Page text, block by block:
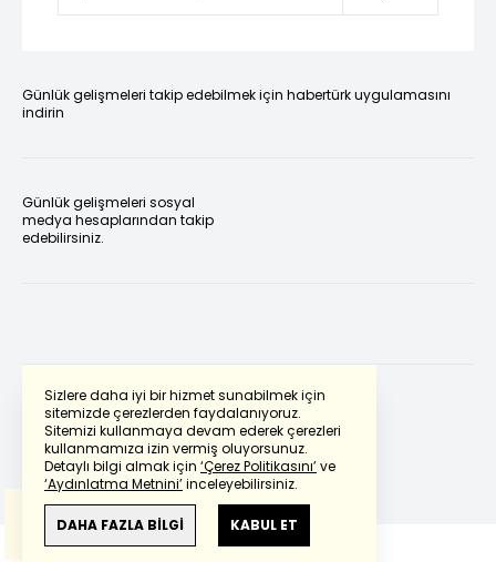
Sizlere daha iyi bir hizmet sunabilmek için
sitemizde çerezlerden faydalanıyoruz.
Sitemizi kullanmaya devam ederek çerezleri
kullanmamıza izin vermiş oluyorsunuz.
Detaylı bilgi almak için ‘Çerez Politikasını’ve
‘Aydınlatma Metnini’inceleyebilirsiniz.
DAHA FAZLA BİLGİ KABUL ET
Günlük gelişmeleri takip edebilmek için habertürk uygulamasını
indirin
Günlük gelişmeleri sosyal
medya hesaplarından takip
edebilirsiniz.
Powered by Translate
Bu çevirideGoogle Transletekullanılmıştır.
Anlam ve çeviri hatalarından
haberturk.com
sorumlu değildir.